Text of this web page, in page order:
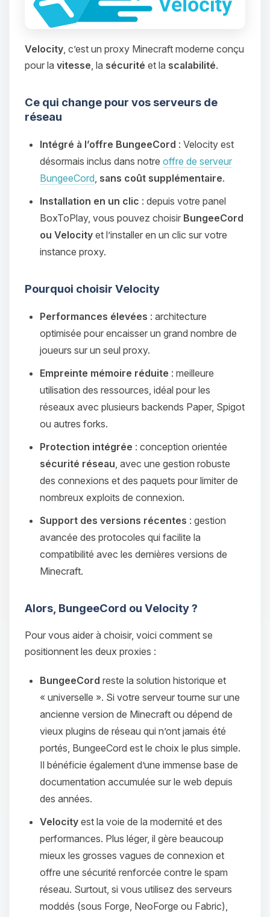
Velocity, c’est un proxy Minecraft moderne conçu
pour la vitesse, la sécurité et la scalabilité.
Ce qui change pour vos serveurs de
réseau
Intégré à l’offre BungeeCord : Velocity est
désormais inclus dans notre offre de serveur
BungeeCord, sans coût supplémentaire.
Installation en un clic : depuis votre panel
BoxToPlay, vous pouvez choisir BungeeCord
ou Velocity et l’installer en un clic sur votre
instance proxy.
Pourquoi choisir Velocity
Performances élevées : architecture
optimisée pour encaisser un grand nombre de
joueurs sur un seul proxy.
Empreinte mémoire réduite : meilleure
utilisation des ressources, idéal pour les
réseaux avec plusieurs backends Paper, Spigot
ou autres forks.
Protection intégrée : conception orientée
sécurité réseau, avec une gestion robuste
des connexions et des paquets pour limiter de
nombreux exploits de connexion.
Support des versions récentes : gestion
avancée des protocoles qui facilite la
compatibilité avec les dernières versions de
Minecraft.
Alors, BungeeCord ou Velocity ?
Pour vous aider à choisir, voici comment se
positionnent les deux proxies :
BungeeCord reste la solution historique et
« universelle ». Si votre serveur tourne sur une
ancienne version de Minecraft ou dépend de
vieux plugins de réseau qui n’ont jamais été
portés, BungeeCord est le choix le plus simple.
Il bénéficie également d’une immense base de
documentation accumulée sur le web depuis
des années.
Velocity est la voie de la modernité et des
performances. Plus léger, il gère beaucoup
mieux les grosses vagues de connexion et
offre une sécurité renforcée contre le spam
réseau. Surtout, si vous utilisez des serveurs
moddés (sous Forge, NeoForge ou Fabric),